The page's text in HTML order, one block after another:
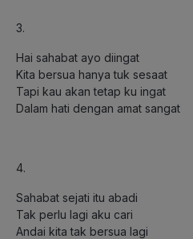
3.
Hai sahabat ayo diingat
Kita bersua hanya tuk sesaat
Tapi kau akan tetap ku ingat
Dalam hati dengan amat sangat
4.
Sahabat sejati itu abadi
Tak perlu lagi aku cari
Andai kita tak bersua lagi